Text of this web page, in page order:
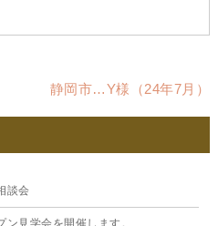
静岡市…Y様（24年7月）
談会
見学会を開催します。